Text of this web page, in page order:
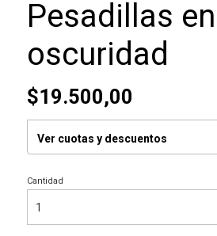
Pesadillas
oscuridad
$19.500,00
Ver cuotas y descuentos
Cantidad